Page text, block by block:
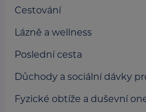
Cestování
Lázně a wellness
Poslední cesta
Důchody a sociální dávky
Fyzické obtíže a duševní